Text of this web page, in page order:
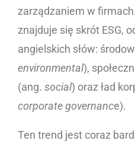
zarządzaniem w
znajduje się skrót ESG,
angielskich słów:
environmental),
(ang. social) oraz ład
corporate governance).
Ten trend jest coraz